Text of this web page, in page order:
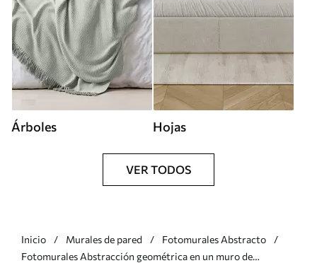
Árboles Hojas
VER TODOS
Inicio Murales de pared
Fotomurales Abstracto
Fotomurales Abstracción geométrica en un muro de